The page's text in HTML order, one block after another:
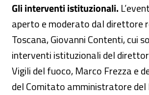
Gli interventi istituzionali.
aperto e moderato dal direttore
Toscana, Giovanni Contenti, cui
interventi istituzionali del
Vigili del fuoco, Marco Frezza e
del Comitato amministratore del